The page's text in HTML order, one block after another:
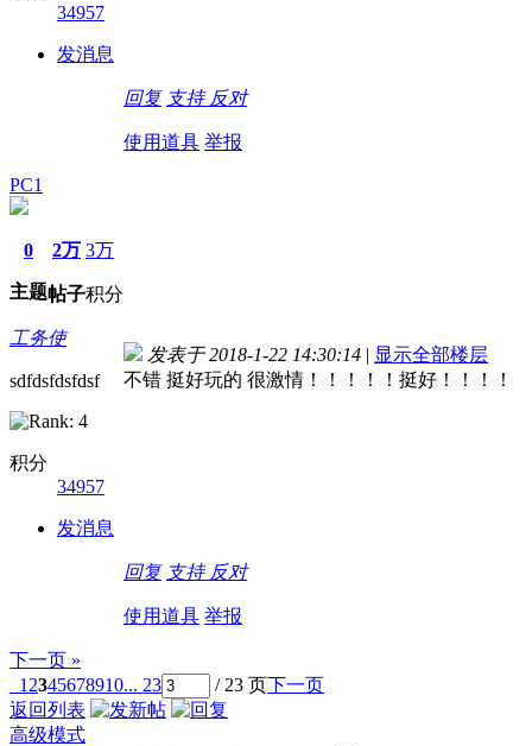
34957
发消息
回复 支持 反对
使用道具 举报
PC1
0
主题
2万
帖子
3万
积分
工务使
sdfdsfdsfdsf
积分
34957
发消息
发表于 2018-1-22 14:30:14 | 显示全部楼层
不错 挺好玩的 很激情！！！！！挺好！！！！
回复 支持 反对
使用道具 举报
下一页 »
1 2345678910... 23 / 23 页下一页
返回列表
高级模式